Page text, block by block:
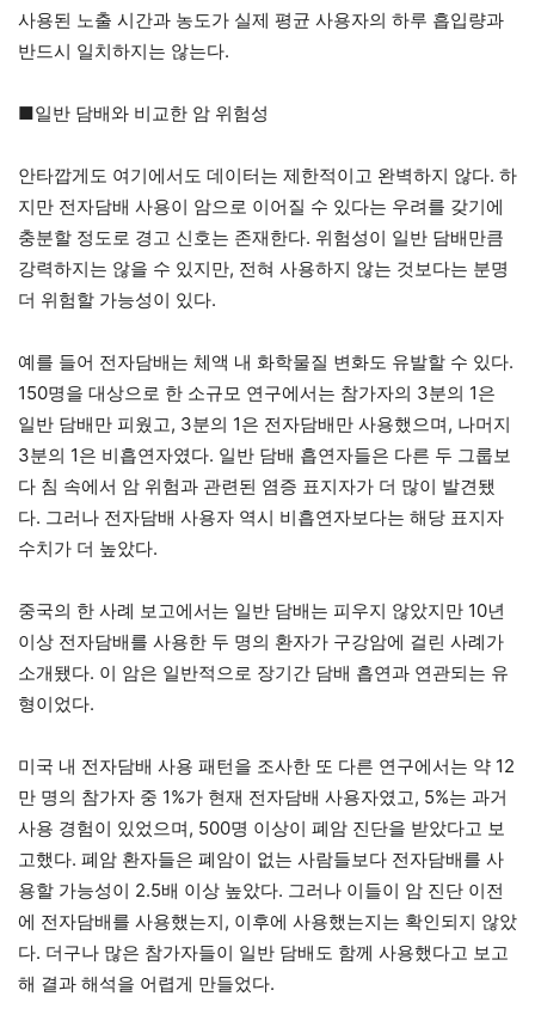
사용된 노출 시간과 농도가 실제 평균 사용자의 하루 흡입량과
반드시 일치하지는 않는다.
■일반 담배와 비교한 암 위험성
안타깝게도 여기에서도 데이터는 제한적이고 완벽하지 않다. 하
지만 전자담배 사용이 암으로 이어질 수 있다는 우려를 갖기에
충분할 정도로 경고 신호는 존재한다. 위험성이 일반 담배만큼
강력하지는 않을 수 있지만, 전혀 사용하지 않는 것보다는 분명
더 위험할 가능성이 있다.
예를 들어 전자담배는 체액 내 화학물질 변화도 유발할 수 있다.
150명을 대상으로 한 소규모 연구에서는 참가자의 3분의 1은
일반 담배만 피웠고, 3분의 1은 전자담배만 사용했으며, 나머지
3분의 1은 비흡연자였다. 일반 담배 흡연자들은 다른 두 그룹보
다 침 속에서 암 위험과 관련된 염증 표지자가 더 많이 발견됐
다. 그러나 전자담배 사용자 역시 비흡연자보다는 해당 표지자
수치가 더 높았다.
중국의 한 사례 보고에서는 일반 담배는 피우지 않았지만 10년
이상 전자담배를 사용한 두 명의 환자가 구강암에 걸린 사례가
소개됐다. 이 암은 일반적으로 장기간 담배 흡연과 연관되는 유
형이었다.
미국 내 전자담배 사용 패턴을 조사한 또 다른 연구에서는 약 12
만 명의 참가자 중 1%가 현재 전자담배 사용자였고, 5%는 과거
사용 경험이 있었으며, 500명 이상이 폐암 진단을 받았다고 보
고했다. 폐암 환자들은 폐암이 없는 사람들보다 전자담배를 사
용할 가능성이 2.5배 이상 높았다. 그러나 이들이 암 진단 이전
에 전자담배를 사용했는지, 이후에 사용했는지는 확인되지 않았
다. 더구나 많은 참가자들이 일반 담배도 함께 사용했다고 보고
해 결과 해석을 어렵게 만들었다.